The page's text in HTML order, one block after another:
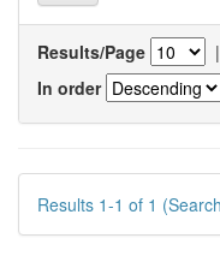
Results/Page |
In order
Results 1-1 of 1